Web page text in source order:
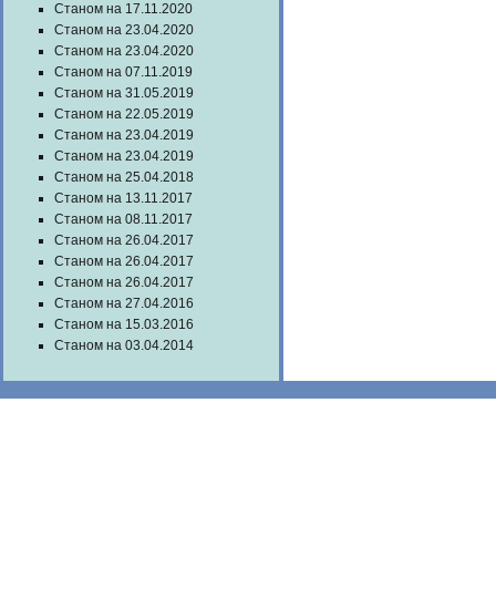
Станом на 17.11.2020
Станом на 23.04.2020
Станом на 23.04.2020
Станом на 07.11.2019
Станом на 31.05.2019
Станом на 22.05.2019
Станом на 23.04.2019
Станом на 23.04.2019
Станом на 25.04.2018
Станом на 13.11.2017
Станом на 08.11.2017
Станом на 26.04.2017
Станом на 26.04.2017
Станом на 26.04.2017
Станом на 27.04.2016
Станом на 15.03.2016
Станом на 03.04.2014